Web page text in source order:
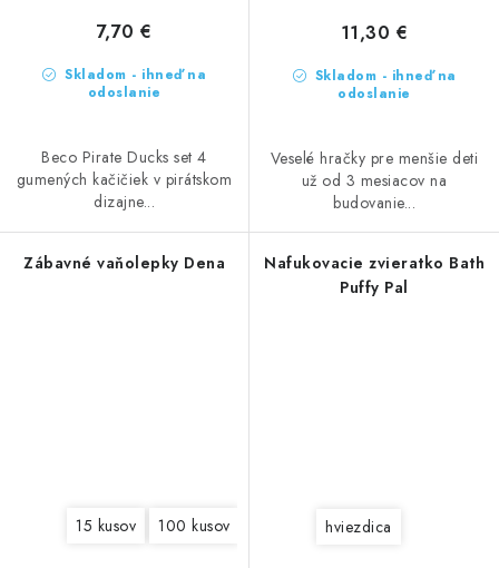
Skladom - ihneď na
odoslanie
7,70 €
Beco Pirate Ducks set 4
gumených kačičiek v pirátskom
dizajne...
Skladom - ihneď na
odoslanie
11,30 €
Veselé hračky pre menšie deti
už od 3 mesiacov na
budovanie...
Zábavné vaňolepky Dena
15 kusov 100 kusov
Nafukovacie zvieratko Bath
Puffy Pal
hviezdica